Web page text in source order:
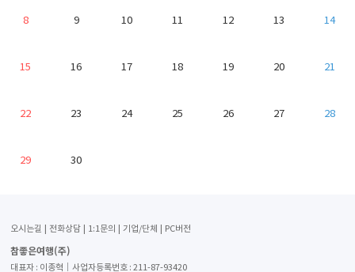
8 9 10 11 12 13 14
15 16 17 18 19 20 21
22 23 24 25 26 27 28
29 30
오시는길 전화상담 1:1문의 기업/단체 PC버전
참좋은여행(주)
대표자 : 이종혁│사업자등록번호 : 211-87-93420